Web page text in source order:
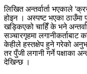
लिखित अन्तर्वार्ता भएकाले
होइन । अस्पष्ट भएका ठाउँमा
खड्किएको चाहिँ के भने
सञ्चारगृहमा लगानीकर्ताबाट
केहीले हस्तक्षेप हुने गरेको
तर पुँजी लगानी गर्ने पक्षाका
देखिन्छ ।